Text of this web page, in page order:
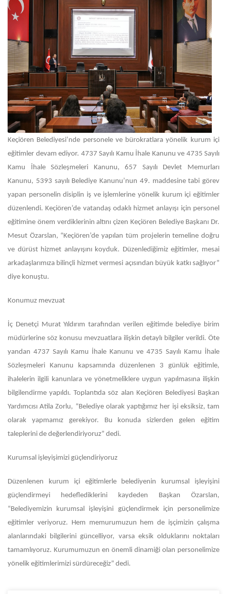
Keçiören Belediyesi’nde personele ve bürokratlara yönelik kurum içi
eğitimler devam ediyor. 4737 Sayılı Kamu İhale Kanunu ve 4735 Sayılı
Kamu İhale Sözleşmeleri Kanunu, 657 Sayılı Devlet Memurları
Kanunu, 5393 sayılı Belediye Kanunu’nun 49. maddesine tabi görev
yapan personelin disiplin iş ve işlemlerine yönelik kurum içi eğitimler
düzenlendi. Keçiören’de vatandaş odaklı hizmet anlayışı için personel
eğitimine önem verdiklerinin altını çizen Keçiören Belediye Başkanı Dr.
Mesut Özarslan, “Keçiören’de yapılan tüm projelerin temeline doğru
ve dürüst hizmet anlayışını koyduk. Düzenlediğimiz eğitimler, mesai
arkadaşlarımıza bilinçli hizmet vermesi açısından büyük katkı sağlıyor”
diye konuştu.
Konumuz mevzuat
İç Denetçi Murat Yıldırım tarafından verilen eğitimde belediye birim
müdürlerine söz konusu mevzuatlara ilişkin detaylı bilgiler verildi. Öte
yandan 4737 Sayılı Kamu İhale Kanunu ve 4735 Sayılı Kamu İhale
Sözleşmeleri Kanunu kapsamında düzenlenen 3 günlük eğitimle,
ihalelerin ilgili kanunlara ve yönetmeliklere uygun yapılmasına ilişkin
bilgilendirme yapıldı. Toplantıda söz alan Keçiören Belediyesi Başkan
Yardımcısı Atila Zorlu, “Belediye olarak yaptığımız her işi eksiksiz, tam
olarak yapmamız gerekiyor. Bu konuda sizlerden gelen eğitim
taleplerini de değerlendiriyoruz” dedi.
Kurumsal işleyişimizi güçlendiriyoruz
Düzenlenen kurum içi eğitimlerle belediyenin kurumsal işleyişini
güçlendirmeyi hedeflediklerini kaydeden Başkan Özarslan,
“Belediyemizin kurumsal işleyişini güçlendirmek için personelimize
eğitimler veriyoruz. Hem memurumuzun hem de işçimizin çalışma
alanlarındaki bilgilerini güncelliyor, varsa eksik olduklarını noktaları
tamamlıyoruz. Kurumumuzun en önemli dinamiği olan personelimize
yönelik eğitimlerimizi sürdüreceğiz” dedi.